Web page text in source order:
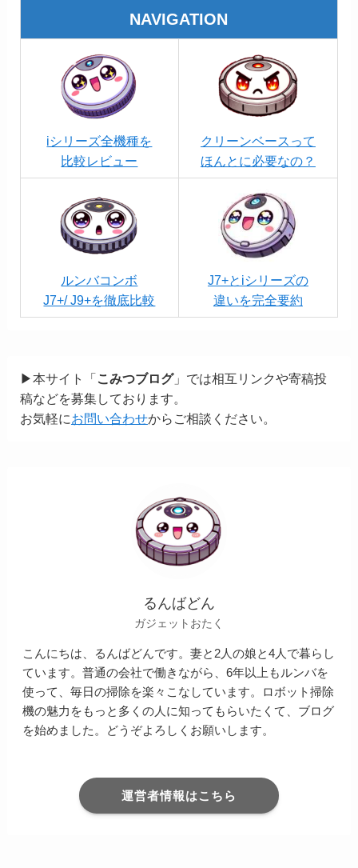
NAVIGATION
iシリーズ全機種を
比較レビュー
クリーンベースって
ほんとに必要なの？
ルンバコンボ
J7+/ J9+を徹底比較
J7+とiシリーズの
違いを完全要約
▶本サイト「こみつブログ」では相互リンクや寄稿投
稿などを募集しております。
お気軽にお問い合わせからご相談ください。
るんばどん
ガジェットおたく
こんにちは、るんばどんです。妻と2人の娘と4人で暮らし
ています。普通の会社で働きながら、6年以上もルンバを
使って、毎日の掃除を楽々こなしています。ロボット掃除
機の魅力をもっと多くの人に知ってもらいたくて、ブログ
を始めました。どうぞよろしくお願いします。
運営者情報はこちら